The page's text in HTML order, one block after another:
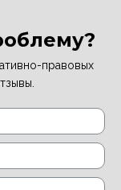
правовых